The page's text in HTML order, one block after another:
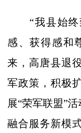
“我县始终
感、获得感和
来，高唐县退
军政策，积极
展“荣军联盟”
融合服务新模